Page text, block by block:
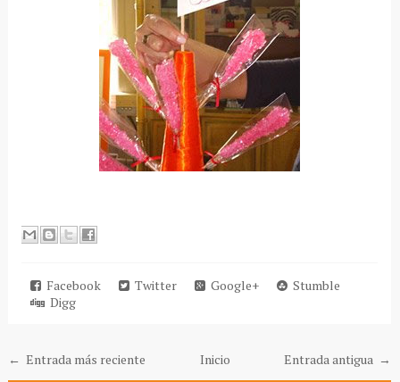
Facebook Twitter Google+
Stumble
Digg
← Entrada más reciente Entrada antigua →
Inicio